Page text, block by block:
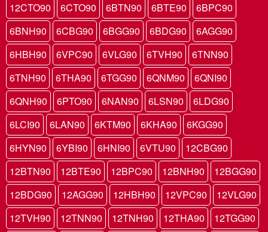
12CTO90
6CTO90 6BTN90 6BTE90
6BPC90
6BNH90
6CBG90 6BGG90 6BDG90
6AGG90
6HBH90
6VPC90 6VLG90 6TVH90
6TNN90
6TNH90
6THA90 6TGG90 6QNM90
6QNI90
6QNH90
6PTO90 6NAN90 6LSN90
6LDG90
6LCI90
6LAN90 6KTM90 6KHA90
6KGG90
6HYN90
6YBI90 6HNI90 6VTU90
12CBG90
12BTN90
12BTE90 12BPC90 12BNH90
12BGG90
12BDG90
12AGG90 12HBH90 12VPC90
12VLG90
12TVH90
12TNN90 12TNH90 12THA90
12TGG90